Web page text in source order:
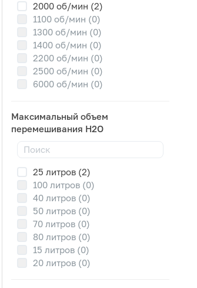
2000 об/мин (2)
1100 об/мин (0)
1300 об/мин (0)
1400 об/мин (0)
2200 об/мин (0)
2500 об/мин (0)
6000 об/мин (0)
Максимальный объем
перемешивания H2O
25 литров (2)
100 литров (0)
40 литров (0)
50 литров (0)
70 литров (0)
80 литров (0)
15 литров (0)
20 литров (0)